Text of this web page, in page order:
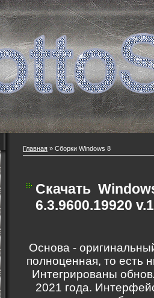
Главная » Сборки Windows 8
Скачать
6.3.9600.19920
Основа -
полноценная, то есть
Интегрированы
2021 года.